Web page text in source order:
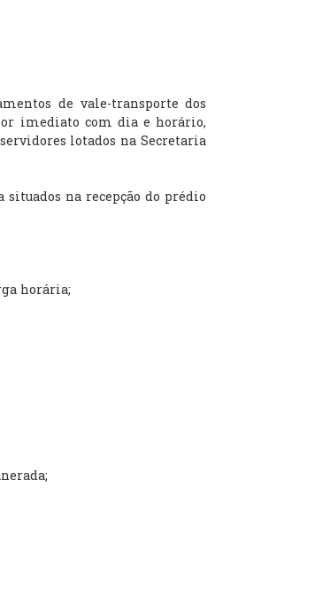
de vale-transporte dos
imediato com dia e horário,
lotados na Secretaria
na recepção do prédio
horária;